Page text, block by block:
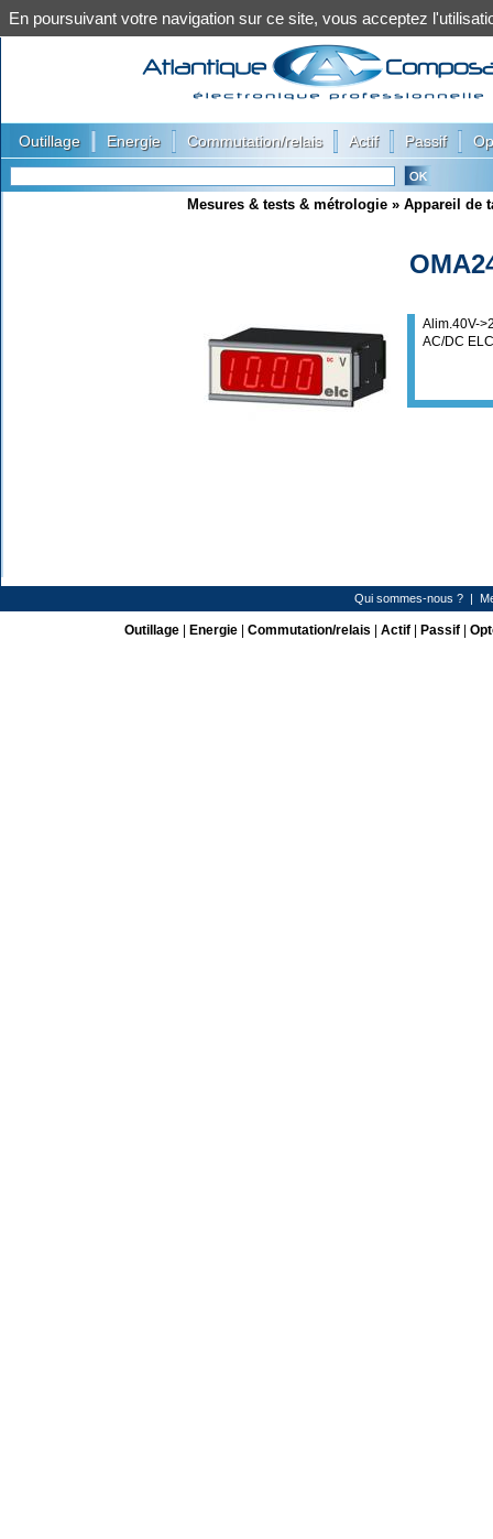
Outillage Energie Commutation/relais Actif Passif
Mesures & tests & métrologie » Appareil de
Alim.40V-
AC/DC
Qui sommes-nous ? |
Outillage| Energie| Commutation/relais Actif| Passif|
En poursuivant votre navigation sur ce site, vous acceptez